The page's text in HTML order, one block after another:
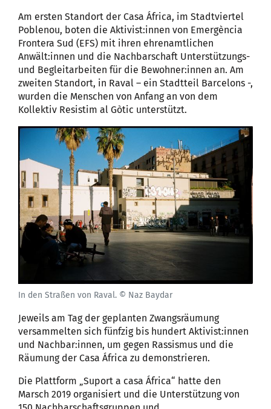
Am ersten Standort der Casa África, im Stadtviertel
Poblenou, boten die Aktivist:innen von Emergència
Frontera Sud (EFS) mit ihren ehrenamtlichen
Anwält:innen und die Nachbarschaft Unterstützungs-
und Begleitarbeiten für die Bewohner:innen an. Am
zweiten Standort, in Raval – ein Stadtteil Barcelons -,
wurden die Menschen von Anfang an von dem
Kollektiv Resistim al Gòtic unterstützt.
In den Straßen von Raval. © Naz Baydar
Jeweils am Tag der geplanten Zwangsräumung
versammelten sich fünfzig bis hundert Aktivist:innen
und Nachbar:innen, um gegen Rassismus und die
Räumung der Casa África zu demonstrieren.
Die Plattform „Suport a casa África“ hatte den
Marsch 2019 organisiert und die Unterstützung von